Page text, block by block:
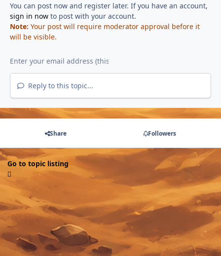
You can post now and register later. If you have an account,
sign in nowto post with your account.
Note: Your post will require moderator approval before it
will be visible.
Reply to this topic...
Share Followers
Go to topic listing